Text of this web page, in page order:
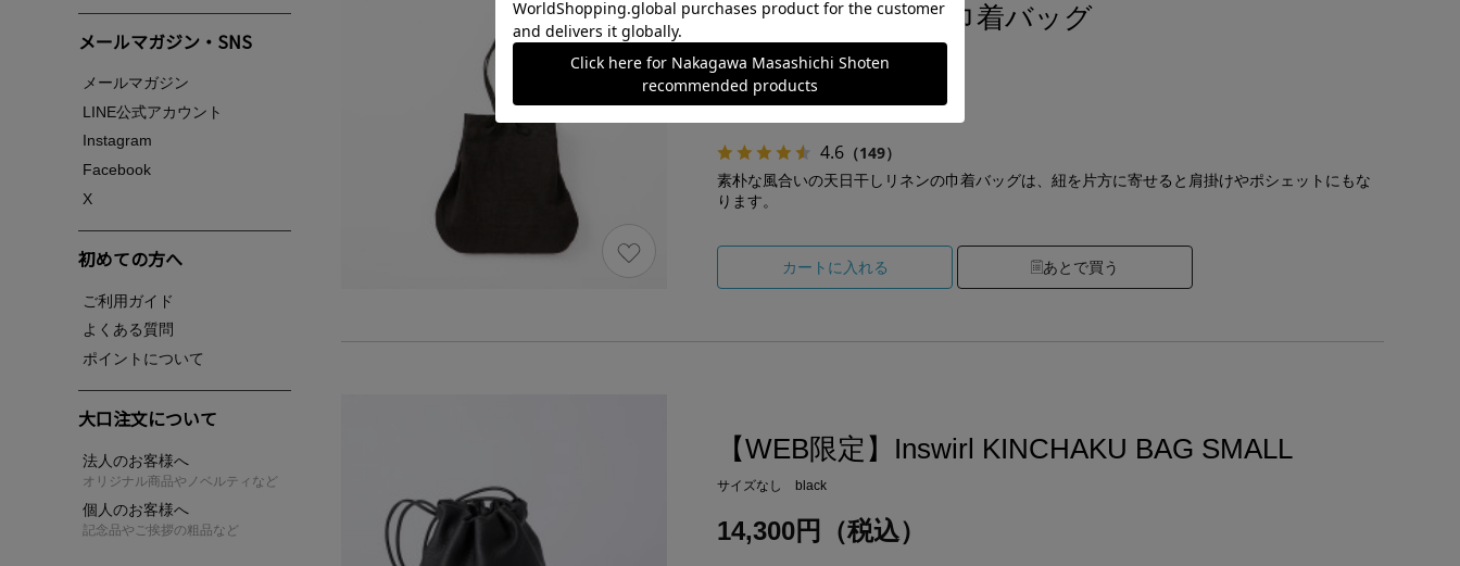
メールマガジン・SNS
メールマガジン
LINE公式アカウント
Instagram
Facebook
X
初めての方へ
ご利用ガイド
よくある質問
ポイントについて
大口注文について
法人のお客様へ
オリジナル商品やノベルティなど
個人のお客様へ
記念品やご挨拶の粗品など
天日干しリネンの巾着バッグ
サイズなし 黒
4,950円（税込）
4.6 （149）
カートに入れる あとで買う
素朴な風合いの天日干しリネンの巾着バッグは、紐を片方に寄せると肩掛けやポシェットにもな
ります。
【WEB限定】Inswirl KINCHAKU BAG SMALL
サイズなし black
14,300円（税込）